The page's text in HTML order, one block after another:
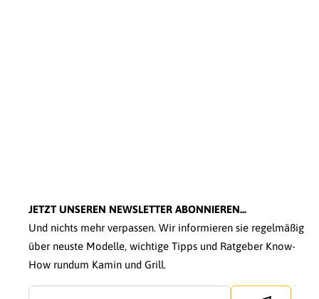
JETZT UNSEREN NEWSLETTER ABONNIEREN...
Und nichts mehr verpassen. Wir informieren sie regelmäßig
über neuste Modelle, wichtige Tipps und Ratgeber Know-
How rundum Kamin und Grill.